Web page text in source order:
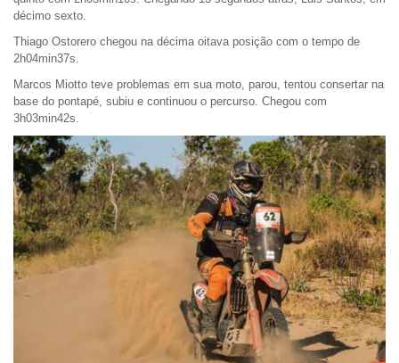
décimo sexto.
Thiago Ostorero chegou na décima oitava posição com o tempo de
2h04min37s.
Marcos Miotto teve problemas em sua moto, parou, tentou consertar na
base do pontapé, subiu e continuou o percurso. Chegou com
3h03min42s.